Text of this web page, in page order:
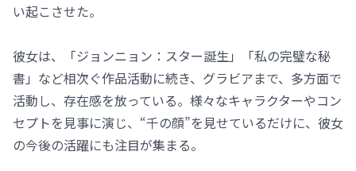
い起こさせた。
彼女は、「ジョンニョン：スター誕生」「私の完璧な秘
書」など相次ぐ作品活動に続き、グラビアまで、多方面で
活動し、存在感を放っている。様々なキャラクターやコン
セプトを見事に演じ、“千の顔”を見せているだけに、彼女
の今後の活躍にも注目が集まる。